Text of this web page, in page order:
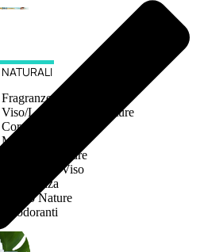
NATURALI
Fragranze Nature
Viso/Labbra/Occhi Nature
Corpo
Mani
Maschera Nature
Trattamenti Viso
Detergenza
Bagno Nature
Deodoranti